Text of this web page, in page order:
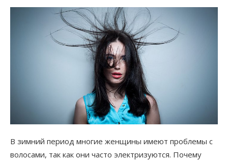
В зимний период многие женщины имеют проблемы с
волосами, так как они часто электризуются. Почему